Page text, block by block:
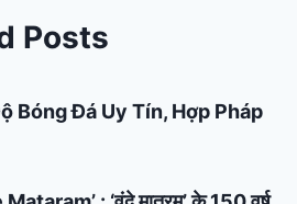
Posts
Bóng Đá Uy Tín, Hợp Pháp